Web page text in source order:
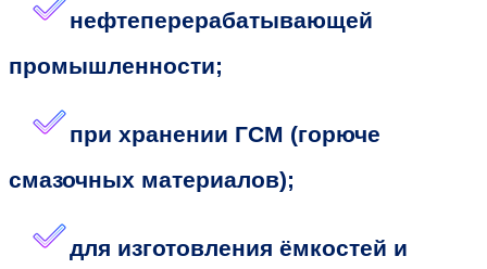
нефтеперерабатывающей
промышленности;
при хранении ГСМ (горюче
смазочных материалов);
для изготовления ёмкостей и